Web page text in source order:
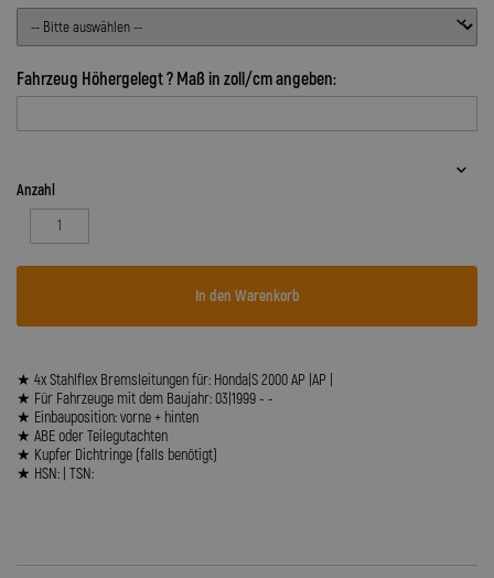
Fahrzeug Höhergelegt ? Maß in zoll/cm angeben:
Anzahl
In den Warenkorb
★ 4x Stahlflex Bremsleitungen für: Honda|S 2000 AP |AP |
★ Für Fahrzeuge mit dem Baujahr: 03|1999 - -
★ Einbauposition: vorne + hinten
★ ABE oder Teilegutachten
★ Kupfer Dichtringe (falls benötigt)
★ HSN: | TSN: